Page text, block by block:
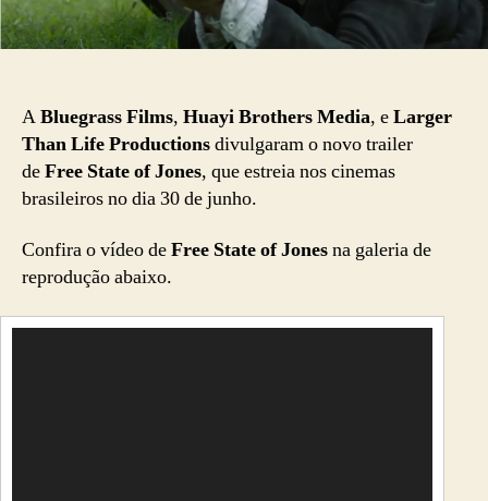
ABluegrass Films, Huayi Brothers Media, eLarger
Than Life Productionsdivulgaram o novo trailer
deFree State of Jones, que estreia nos cinemas
brasileiros no dia 30 de junho.
Confira o vídeo deFree State of Jonesna galeria de
reprodução abaixo.